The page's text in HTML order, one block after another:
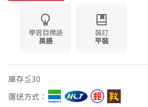
學習目標語
英語
裝訂
平裝
庫存≦30
運送方式：